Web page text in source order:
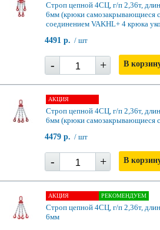
Строп цепной 4СЦ, г/п 2,36т,
6мм (крюки самозакрывающиеся
соединением VAKHL+ 4 крюка
4491 р. / шт
- + В
АКЦИЯ
Строп цепной 4СЦ, г/п 2,36т,
6мм (крюки самозакрывающиеся
4479 р. / шт
- + В
АКЦИЯ РЕКОМЕНДУЕМ
Строп цепной 4СЦ, г/п 2,36т,
6мм